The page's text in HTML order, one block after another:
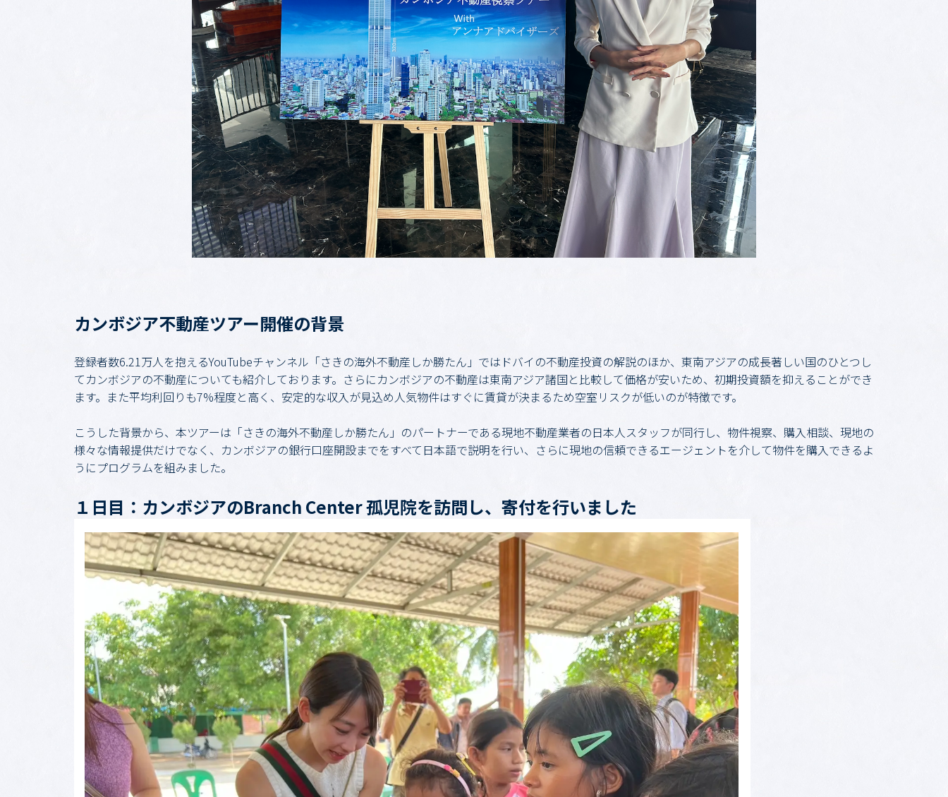
カンボジア不動産ツアー開催の背景
登録者数6.21万人を抱えるYouTubeチャンネル「さきの海外不動産しか勝たん」ではドバイの不動産投資の解説のほか、東南アジアの成長著しい国のひとつし
てカンボジアの不動産についても紹介しております。さらにカンボジアの不動産は東南アジア諸国と比較して価格が安いため、初期投資額を抑えることができ
ます。また平均利回りも7%程度と高く、安定的な収入が見込め人気物件はすぐに賃貸が決まるため空室リスクが低いのが特徴です。
こうした背景から、本ツアーは「さきの海外不動産しか勝たん」のパートナーである現地不動産業者の日本人スタッフが同行し、物件視察、購入相談、現地の
様々な情報提供だけでなく、カンボジアの銀行口座開設までをすべて日本語で説明を行い、さらに現地の信頼できるエージェントを介して物件を購入できるよ
うにプログラムを組みました。
１日目：カンボジアのBranch Center 孤児院を訪問し、寄付を行いました